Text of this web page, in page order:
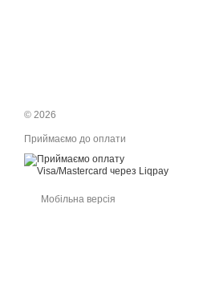
© 2026
Приймаємо до оплати
Мобільна версія